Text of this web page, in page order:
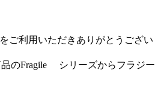
ご利用いただきありがとうござい
のFragile シリーズからフラジ